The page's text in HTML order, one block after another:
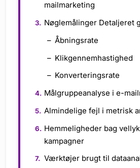
mailmarketing
Nøglemålinger Detaljeret
Åbningsrate
Klikgennemhastighed
Konverteringsrate
Målgruppeanalyse i e-
Almindelige fejl i metrisk
Hemmeligheder bag
kampagner
Værktøjer brugt til